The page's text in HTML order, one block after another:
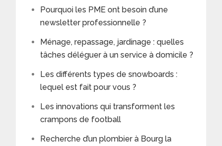
Pourquoi les PME ont besoin d’une
newsletter professionnelle ?
Ménage, repassage, jardinage : quelles
tâches déléguer à un service à domicile ?
Les différents types de snowboards :
lequel est fait pour vous ?
Les innovations qui transforment les
crampons de football
Recherche d’un plombier à Bourg la